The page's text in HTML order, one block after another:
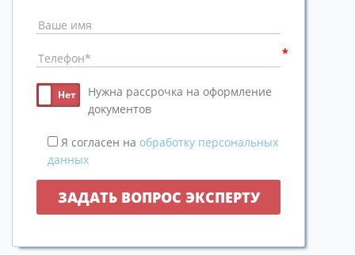
Нужна рассрочка на оформление
документов
Я согласен на обработку персональных
данных